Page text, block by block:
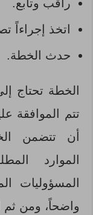
راقب وتابع.
اتخذ إجراءاً
حدث الخطة.
الخطة تحتاج
تتم الموافقة
أن تتضمن
الموارد
المسؤوليات
واضحاً، ومن ثم